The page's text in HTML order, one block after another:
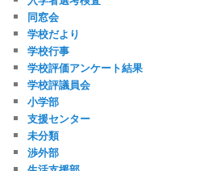
同窓会
学校だより
学校行事
学校評価アンケート結果
学校評議員会
小学部
支援センター
未分類
渉外部